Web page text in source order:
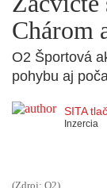
Chárom
O2 Športová
pohybu aj
SITA
Inzercia
(Zdroj: O2)